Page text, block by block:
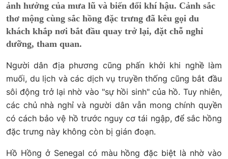
ảnh hưởng của mưa lũ và biến đổi khí hậu. Cảnh sắc
thơ mộng cùng sắc hồng đặc trưng đã kêu gọi du
khách khắp nơi bắt đầu quay trở lại, đặt chỗ nghỉ
dưỡng, tham quan.
Người dân địa phương cũng phấn khởi khi nghề làm
muối, du lịch và các dịch vụ truyền thống cũng bắt đầu
sôi động trở lại nhờ vào "sự hồi sinh" của hồ. Tuy nhiên,
các chủ nhà nghỉ và người dân vẫn mong chính quyền
có cách bảo vệ hồ trước nguy cơ tái ngập, để sắc hồng
đặc trưng này không còn bị gián đoạn.
Hồ Hồng ở Senegal có màu hồng đặc biệt là nhờ vào